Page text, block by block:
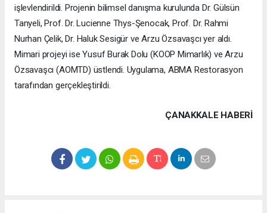
işlevlendirildi. Projenin bilimsel danışma kurulunda Dr. Gülsün
Tanyeli, Prof. Dr. Lucienne Thys-Şenocak, Prof. Dr. Rahmi
Nurhan Çelik, Dr. Haluk Sesigür ve Arzu Özsavaşcı yer aldı.
Mimari projeyi ise Yusuf Burak Dolu (KOOP Mimarlık) ve Arzu
Özsavaşcı (AOMTD) üstlendi. Uygulama, ABMA Restorasyon
tarafından gerçekleştirildi.
ÇANAKKALE HABERİ